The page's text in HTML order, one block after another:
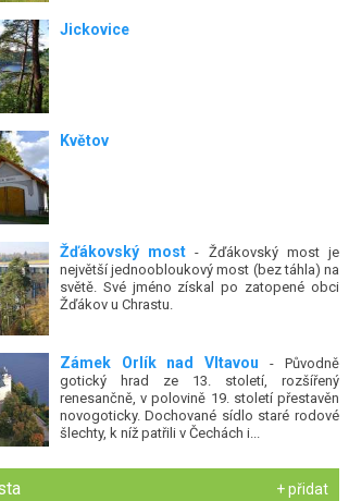
Jickovice
Květov
Žďákovský most - Žďákovský most je
největší jednoobloukový most (bez táhla) na
světě. Své jméno získal po zatopené obci
Žďákov u Chrastu.
Zámek Orlík nad Vltavou - Původně
gotický hrad ze 13. století, rozšířený
renesančně, v polovině 19. století přestavěn
novogoticky. Dochované sídlo staré rodové
šlechty, k níž patřili v Čechách i...
+ přidat